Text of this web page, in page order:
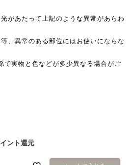
があたって上記のような異常があらわ
、異常のある部位にはお使いにならな
で実物と色などが多少異なる場合がご
ント還元